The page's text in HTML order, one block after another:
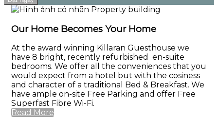
Our Home Becomes Your Home
At the award winning Killaran Guesthouse we
have 8 bright, recently refurbished en-suite
bedrooms. We offer all the conveniences that you
would expect from a hotel but with the cosiness
and character of a traditional Bed & Breakfast. We
have ample on-site Free Parking and offer Free
Superfast Fibre Wi-Fi.
Read More